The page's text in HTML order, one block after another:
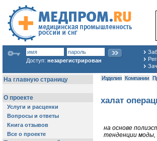
Доступ: незарегистрирован
Изделия Компании
халат
на основе
тенденции моды,